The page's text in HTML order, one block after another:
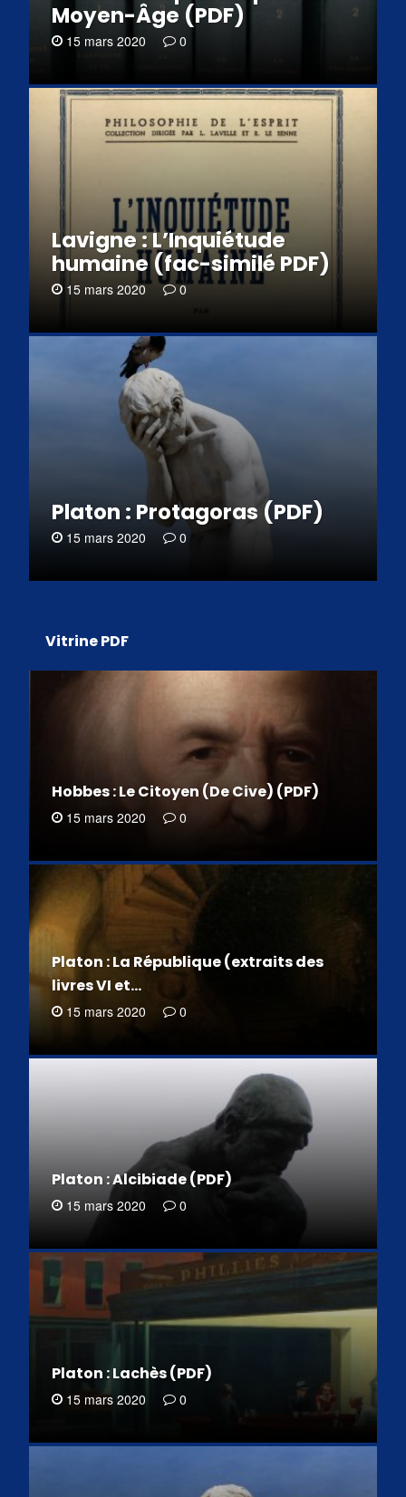
Moyen-Âge (PDF)
15 mars 2020 0
Lavigne : L’Inquiétude
humaine (fac-similé PDF)
15 mars 2020 0
Platon : Protagoras (PDF)
15 mars 2020 0
Vitrine PDF
Hobbes : Le Citoyen (De Cive) (PDF)
15 mars 2020 0
Platon : La République (extraits des
livres VI et…
15 mars 2020 0
Platon : Alcibiade (PDF)
15 mars 2020 0
Platon : Lachès (PDF)
15 mars 2020 0